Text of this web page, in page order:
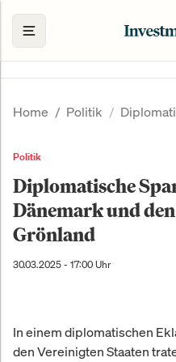
Home Politik
Politik
Diplomatische
Dänemark und
Grönland
30.03.2025 - 17:00 Uhr
In einem diplomatischen
den Vereinigten Staaten